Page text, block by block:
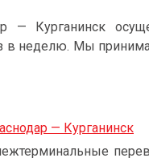
— Курганинск
в неделю. Мы
— Курганинск